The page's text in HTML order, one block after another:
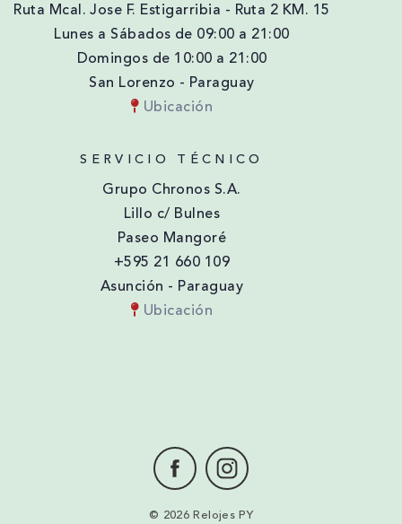
Ruta Mcal. Jose F. Estigarribia - Ruta 2 KM. 15
Lunes a Sábados de 09:00 a 21:00
Domingos de 10:00 a 21:00
San Lorenzo - Paraguay
Ubicación
SERVICIO TÉCNICO
Grupo Chronos S.A.
Lillo c/ Bulnes
Paseo Mangoré
+595 21 660 109
Asunción - Paraguay
Ubicación
© 2026 Relojes PY